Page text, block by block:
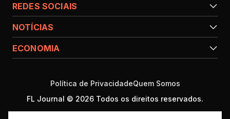
REDES SOCIAIS
NOTÍCIAS
ECONOMIA
FL Journal © 2026 Todos os direitos reservados.
Política de PrivacidadeQuem Somos